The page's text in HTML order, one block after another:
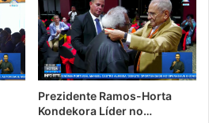
Prezidente Ramos-Horta
Kondekora Líder no…